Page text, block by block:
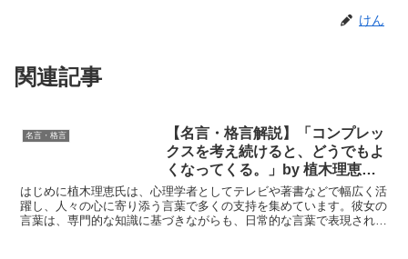
けん
関連記事
名言・格言
【名言・格言解説】「コンプレッ
クスを考え続けると、どうでもよ
くなってくる。」by 植木理恵の
深い意味と得られる教訓
はじめに植木理恵氏は、心理学者としてテレビや著書などで幅広く活
躍し、人々の心に寄り添う言葉で多くの支持を集めています。彼女の
言葉は、専門的な知識に基づきながらも、日常的な言葉で表現されて